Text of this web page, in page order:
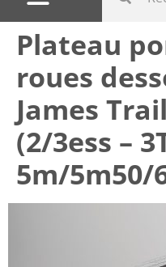
Plateau
roues
James
(2/3ess –
5m/5m50/